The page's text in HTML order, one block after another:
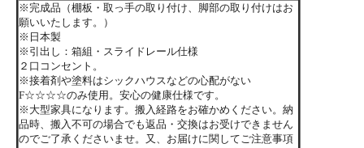
※完成品（棚板・取っ手の取り付け、脚部の取り付けはお
願いいたします。）
※日本製
※引出し：箱組・スライドレール仕様
２口コンセント。
※接着剤や塗料はシックハウスなどの心配がない
F☆☆☆☆のみ使用。安心の健康仕様です。
※大型家具になります。搬入経路をお確かめください。納
品時、搬入不可の場合でも返品・交換はお受けできません
のでご了承くださいませ。又、お届けに関してご注意事項